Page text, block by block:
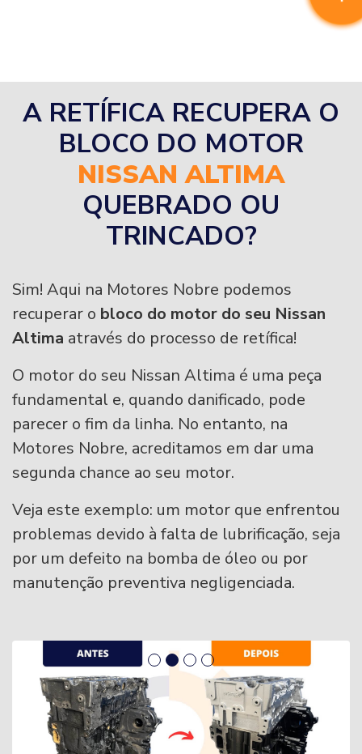
A RETÍFICA RECUPERA O
BLOCO DO MOTOR
NISSAN ALTIMA
QUEBRADO OU
TRINCADO?
Sim! Aqui na Motores Nobre podemos
recuperar o bloco do motor do seu Nissan
Altima através do processo de retífica!
O motor do seu Nissan Altima é uma peça
fundamental e, quando danificado, pode
parecer o fim da linha. No entanto, na
Motores Nobre, acreditamos em dar uma
segunda chance ao seu motor.
Veja este exemplo: um motor que enfrentou
problemas devido à falta de lubrificação, seja
por um defeito na bomba de óleo ou por
manutenção preventiva negligenciada.